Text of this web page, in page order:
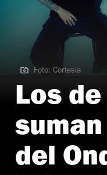
Foto: Cortesía
Foto: Cortesía
Los
del